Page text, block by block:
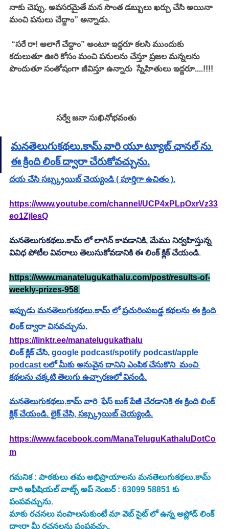
నాకు చెప్పు. అవసరమైతే మన సొంత డబ్బులు ఖర్చు చేసి అయినా
మంచి పనులు చేద్దాం” అన్నాడు.
కదులుతూ ఊరి కోసం మంచి పనులను చేస్తూ ప్రజల మన్నలను
పొందుతూ సంతోషంగా జీవిస్తూ ఉన్నారు  స్నేహితులు ఇద్దరూ....!!!!
                       సర్వే జనా సుఖినోభవంతు
మనతెలుగుకథలు.కామ్ వారి యూ ట్యూబ్ ఛానల్ ను
ఈ క్రింది లింక్ ద్వారా చేరుకోవచ్చును.
దయ చేసి సబ్స్క్రయిబ్ చెయ్యండి ( పూర్తిగా ఉచితం ).
https://www.youtube.com/channel/UCP4xPLpOxrVz33
eo1ZjlesQ
మనతెలుగుకథలు.కామ్ లో లాగిన్ కావడానికి, మేము నిర్వహిస్తున్న
వివిధ పోటీల వివరాలు తెలుసుకోవడానికి ఈ లింక్ క్లిక్ చేయండి.
https://www.manatelugukathalu.com/post/results-of-
weekly-prizes-958
ఇప్పుడు మనతెలుగుకథలు.కామ్ లో ప్రచురింపబడ్డ కథలను ఈ క్రింది
లింక్ ద్వారా వినవచ్చును.
https://linktr.ee/manatelugukathalu
లింక్ క్లిక్ చేసి, google podcast/spotify podcast/apple
podcast లలో మీకు అనువైన దానిని ఎంపిక చేసుకొని  మంచి
కథలను చక్కటి తెలుగు ఉచ్చారణలో వినండి.
మనతెలుగుకథలు.కామ్ వారి  ఫేస్ బుక్ పేజీ చేరడానికి ఈ క్రింది లింక్
క్లిక్ చేయండి. లైక్ చేసి, సబ్స్క్రయిబ్ చెయ్యండి.
https://www.facebook.com/ManaTeluguKathaluDotCo
m
గమనిక : పాఠకులు తమ అభిప్రాయాలను మనతెలుగుకథలు.కామ్
వారి అఫీషియల్ వాట్స్ అప్ నెంబర్ : 63099 58851 కు
పంపవచ్చును.
మాకు రచనలు పంపాలనుకుంటే మా వెబ్ సైట్ లో ఉన్న అప్లోడ్ లింక్
ద్వారా మీ రచనలను పంపవచ్చు.